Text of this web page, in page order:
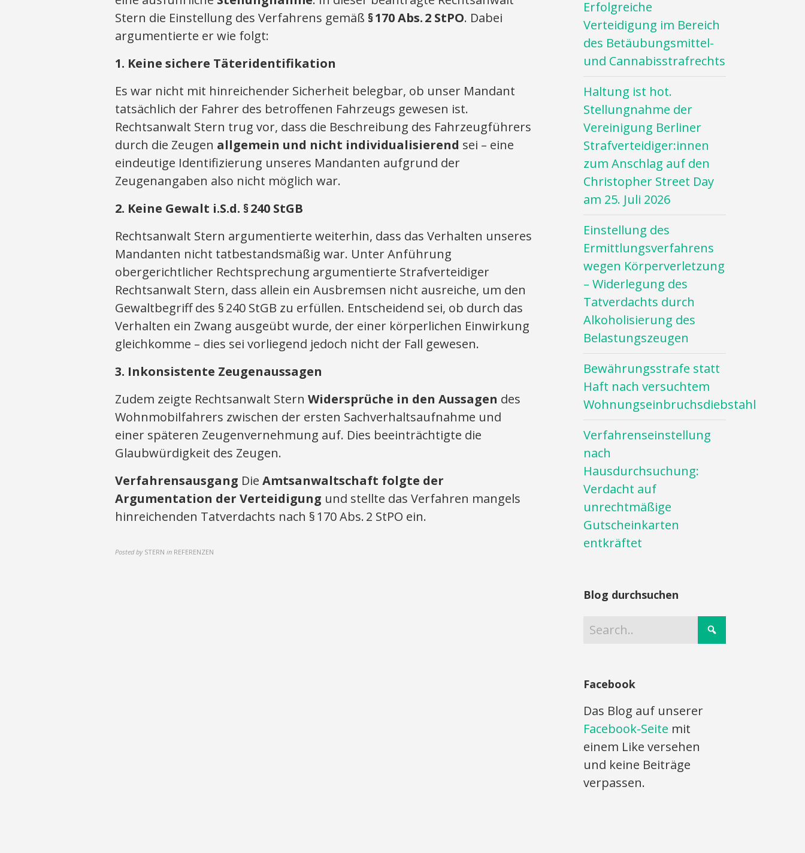
Stern die Einstellung des Verfahrens gemäß §170 Abs.2 StPO. Dabei
argumentierte er wie folgt:
1. Keine sichere Täteridentifikation
Es war nicht mit hinreichender Sicherheit belegbar, ob unser Mandant
tatsächlich der Fahrer des betroffenen Fahrzeugs gewesen ist.
Rechtsanwalt Stern trug vor, dass die Beschreibung des Fahrzeugführers
durch die Zeugen allgemein und nicht individualisierend sei – eine
eindeutige Identifizierung unseres Mandanten aufgrund der
Zeugenangaben also nicht möglich war.
2. Keine Gewalt i.S.d. §240 StGB
Rechtsanwalt Stern argumentierte weiterhin, dass das Verhalten unseres
Mandanten nicht tatbestandsmäßig war. Unter Anführung
obergerichtlicher Rechtsprechung argumentierte Strafverteidiger
Rechtsanwalt Stern, dass allein ein Ausbremsen nicht ausreiche, um den
Gewaltbegriff des § 240 StGB zu erfüllen. Entscheidend sei, ob durch das
Verhalten ein Zwang ausgeübt wurde, der einer körperlichen Einwirkung
gleichkomme – dies sei vorliegend jedoch nicht der Fall gewesen.
3. Inkonsistente Zeugenaussagen
Zudem zeigte Rechtsanwalt Stern Widersprüche in den Aussagen des
Wohnmobilfahrers zwischen der ersten Sachverhaltsaufnahme und
einer späteren Zeugenvernehmung auf. Dies beeinträchtigte die
Glaubwürdigkeit des Zeugen.
Verfahrensausgang Die Amtsanwaltschaft folgte der
Argumentation der Verteidigung und stellte das Verfahren mangels
hinreichenden Tatverdachts nach § 170 Abs. 2 StPO ein.
Posted by STERN in REFERENZEN
Erfolgreiche
Verteidigung im Bereich
des Betäubungsmittel-
und Cannabisstrafrechts
Haltung ist hot.
Stellungnahme der
Vereinigung Berliner
Strafverteidiger:innen
zum Anschlag auf den
Christopher Street Day
am 25. Juli 2026
Einstellung des
Ermittlungsverfahrens
wegen Körperverletzung
– Widerlegung des
Tatverdachts durch
Alkoholisierung des
Belastungszeugen
Bewährungsstrafe statt
Haft nach versuchtem
Wohnungseinbruchsdiebstahl
Verfahrenseinstellung
nach
Hausdurchsuchung:
Verdacht auf
unrechtmäßige
Gutscheinkarten
entkräftet
Blog durchsuchen
Facebook
Das Blog auf unserer
Facebook-Seite mit
einem Like versehen
und keine Beiträge
verpassen.